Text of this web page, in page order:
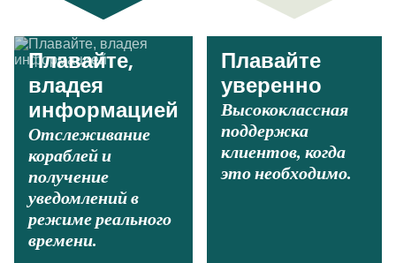
Плавайте,
владея
информацией
Отслеживание
кораблей и
получение
уведомлений в
режиме реального
времени.
Плавайте
уверенно
Высококлассная
поддержка
клиентов, когда
это необходимо.